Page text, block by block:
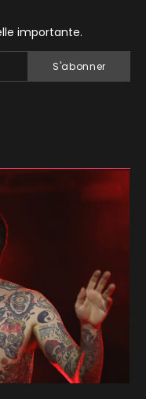
importante.
S'abonner